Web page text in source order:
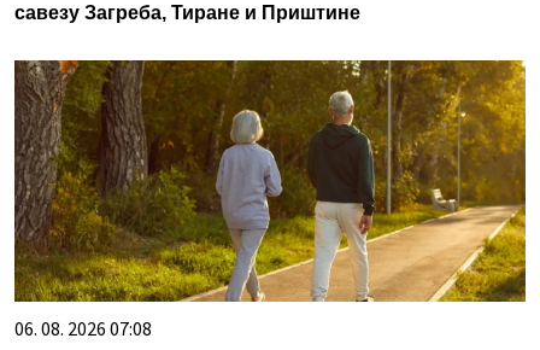
савезу Загреба, Тиране и Приштине
06. 08. 2026 07:08